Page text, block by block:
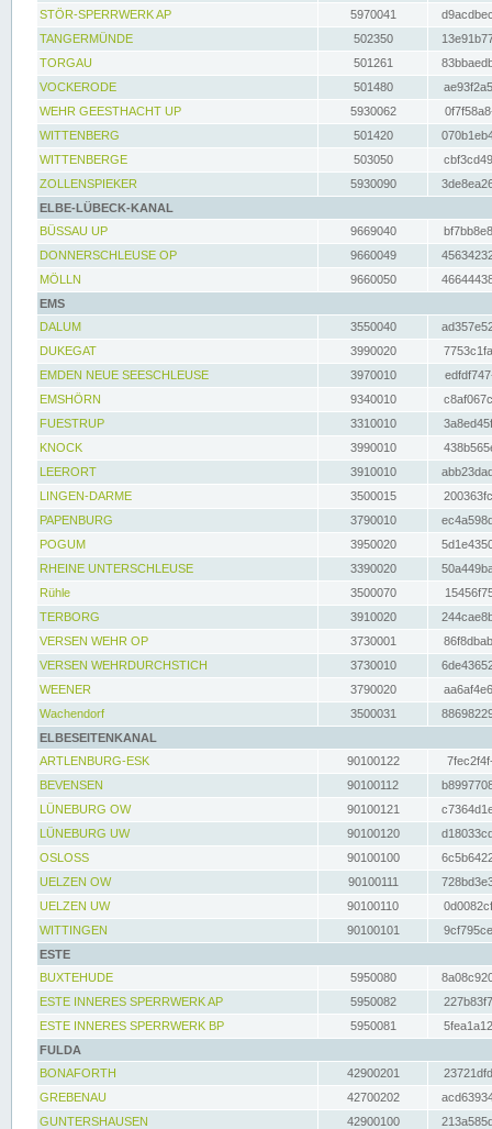
STÖR-SPERRWERK AP 5970041
TANGERMÜNDE
502350
TORGAU
501261
VOCKERODE
501480
WEHR GEESTHACHT UP
5930062
WITTENBERG
501420
WITTENBERGE
503050
ZOLLENSPIEKER
5930090
ELBE-LÜBECK-KANAL
BÜSSAU UP
9669040
DONNERSCHLEUSE OP
9660049
MÖLLN
9660050
EMS
DALUM
3550040
DUKEGAT
3990020
EMDEN NEUE SEESCHLEUSE
3970010
EMSHÖRN
9340010
FUESTRUP
3310010
KNOCK
3990010
LEERORT
3910010
LINGEN-DARME
3500015
PAPENBURG
3790010
POGUM
3950020
RHEINE UNTERSCHLEUSE
3390020
Rühle
3500070
TERBORG
3910020
VERSEN WEHR OP
3730001
VERSEN WEHRDURCHSTICH
3730010
WEENER
3790020
Wachendorf
3500031
ELBESEITENKANAL
ARTLENBURG-ESK
90100122
BEVENSEN
90100112
LÜNEBURG OW
90100121
LÜNEBURG UW
90100120
OSLOSS
90100100
UELZEN OW
90100111
UELZEN UW
90100110
WITTINGEN
90100101
ESTE
BUXTEHUDE
5950080
ESTE INNERES SPERRWERK AP
5950082
ESTE INNERES SPERRWERK BP
5950081
FULDA
BONAFORTH
42900201
GREBENAU
42700202
GUNTERSHAUSEN
42900100